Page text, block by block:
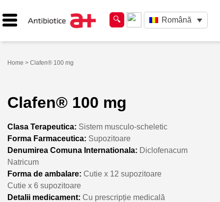
Română
Home > Clafen® 100 mg
Clafen® 100 mg
Clasa Terapeutica: Sistem musculo-scheletic
Forma Farmaceutica: Supozitoare
Denumirea Comuna Internationala: Diclofenacum
Natricum
Forma de ambalare: Cutie x 12 supozitoare
Cutie x 6 supozitoare
Detalii medicament: Cu prescripție medicală